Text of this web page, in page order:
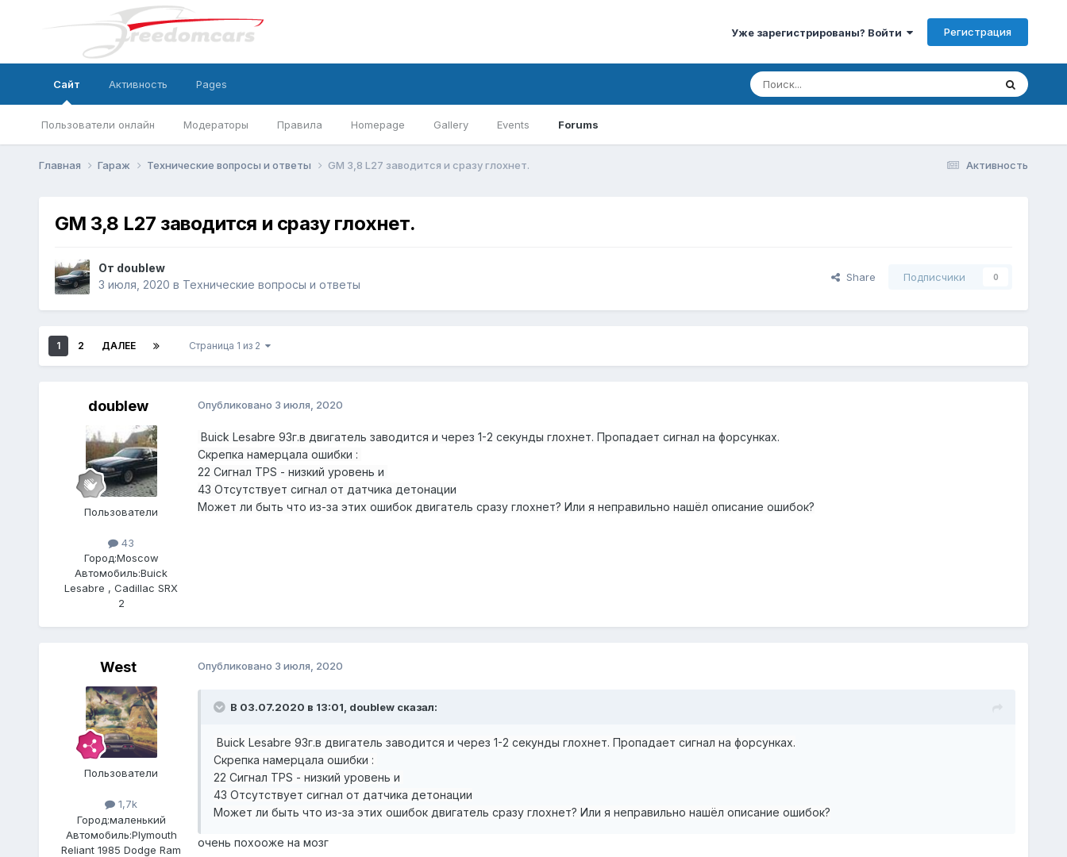
Уже зарегистрированы? Войти Регистрация
Сайт
Пользователи онлайн Модераторы Правила Homepage Gallery Events Forums
Активность Pages
Активность
Главная Гараж Технические вопросы и ответы GM 3,8 L27 заводится и сразу глохнет.
GM 3,8 L27 заводится и сразу глохнет.
От doublew
3 июля, 2020 в Технические вопросы и ответы
Share Подписчики 0
1 2 ДАЛЕЕ Страница 1 из 2
doublew
Пользователи
43
Город:Moscow
Автомобиль:Buick
Lesabre , Cadillac SRX
2
Опубликовано 3 июля, 2020
Buick Lesabre 93г.в двигатель заводится и через 1-2 секунды глохнет. Пропадает сигнал на форсунках.
Скрепка намерцала ошибки :
22 Сигнал TPS - низкий уровень и
43 Отсутствует сигнал от датчика детонации
Может ли быть что из-за этих ошибок двигатель сразу глохнет? Или я неправильно нашёл описание ошибок?
West
Пользователи
1,7k
Город:маленький
Автомобиль:Plymouth
Reliant 1985 Dodge Ram
Опубликовано 3 июля, 2020
В 03.07.2020 в 13:01, doublewсказал:
Buick Lesabre 93г.в двигатель заводится и через 1-2 секунды глохнет. Пропадает сигнал на форсунках.
Скрепка намерцала ошибки :
22 Сигнал TPS - низкий уровень и
43 Отсутствует сигнал от датчика детонации
Может ли быть что из-за этих ошибок двигатель сразу глохнет? Или я неправильно нашёл описание ошибок?
очень похооже на мозг